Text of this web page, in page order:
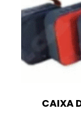
CAIXA